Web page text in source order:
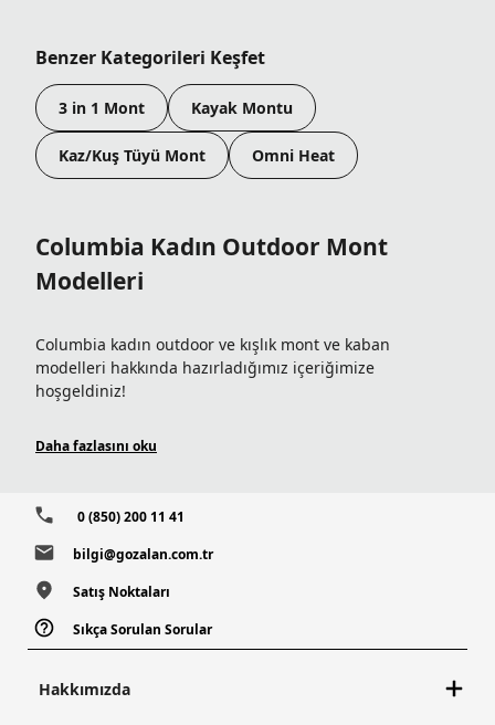
Benzer Kategorileri Keşfet
3 in 1 Mont Kayak Montu
Kaz/Kuş Tüyü Mont Omni Heat
Columbia Kadın Outdoor Mont
Modelleri
Columbia kadın outdoor ve kışlık mont ve kaban
modelleri hakkında hazırladığımız içeriğimize
hoşgeldiniz!
Columbia Sportswear, 80 yılı aşkın bir süredir son
sahip yüksek kaliteli ürünler sunar. Ayrıca kadınlar için
Columbia mont erkek, kadın ve çocuk kullanıcılar için
özel olarak üretilir.
ceket modeli
Daha fazlasını oku
0 (850) 200 11 41
bilgi@gozalan.com.tr
Satış Noktaları
Sıkça Sorulan Sorular
Hakkımızda